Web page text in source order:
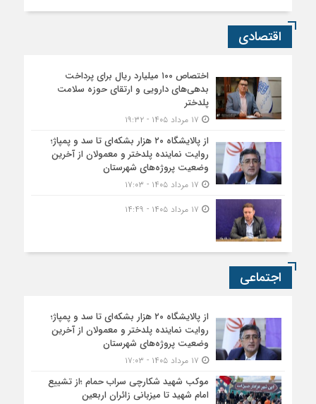
اقتصادی
اختصاص ۱۰۰ میلیارد ریال برای پرداخت
بدهی‌های دارویی و ارتقای حوزه سلامت
پلدختر
از پالایشگاه ۲۰ هزار بشکه‌ای تا سد و پمپاژ؛
روایت نماینده پلدختر و معمولان از آخرین
وضعیت پروژه‌های شهرستان
اجتماعی
از پالایشگاه ۲۰ هزار بشکه‌ای تا سد و پمپاژ؛
روایت نماینده پلدختر و معمولان از آخرین
وضعیت پروژه‌های شهرستان
موکب شهید شکارچی سراب حمام ؛از تشییع
امام شهید تا میزبانی زائران اربعین